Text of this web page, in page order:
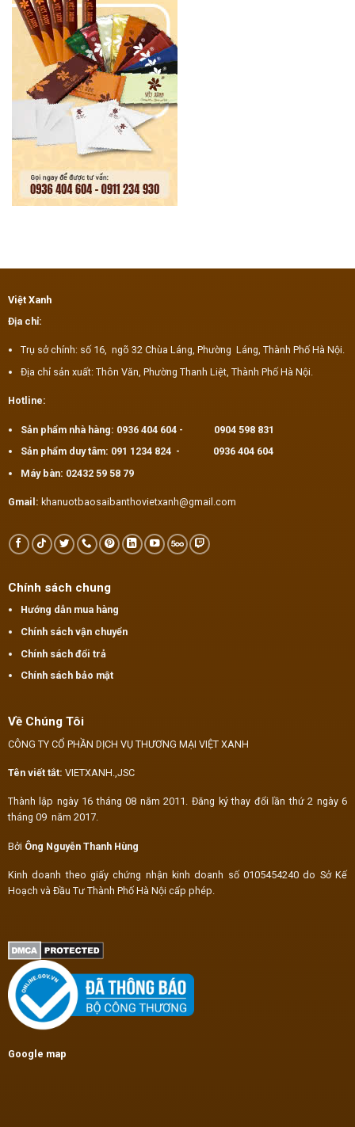
Việt Xanh
Địa chỉ:
Trụ sở chính: số 16, ngõ 32 Chùa Láng, Phường Láng, Thành Phố Hà Nội.
Địa chỉ sản xuất: Thôn Văn, Phường Thanh Liệt, Thành Phố Hà Nội.
Hotline:
Sản phẩm nhà hàng: 0936 404 604- 0904 598 831
Sản phẩm duy tâm: 091 1234 824 -
0936 404 604
Máy bàn: 02432 59 58 79
Gmail: khanuotbaosaibanthovietxanh@gmail.com
Chính sách chung
Hướng dẫn mua hàng
Chính sách vận chuyển
Chính sách đổi trả
Chính sách bảo mật
Về Chúng Tôi
CÔNG TY CỔ PHẦN DỊCH VỤ THƯƠNG MẠI VIỆT XANH
Tên viết tắt: VIETXANH.,JSC
Thành lập ngày 16 tháng 08 năm 2011. Đăng ký thay đổi lần thứ 2 ngày 6
tháng 09 năm 2017.
Bởi Ông Nguyễn Thanh Hùng
Kinh doanh theo giấy chứng nhận kinh doanh số 0105454240 do Sở Kế
Hoạch và Đầu Tư Thành Phố Hà Nội cấp phép.
Google map